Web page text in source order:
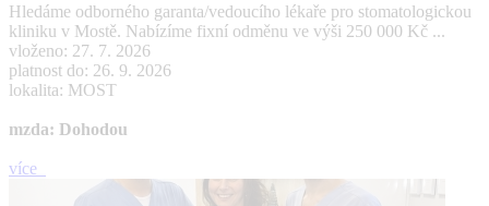
Hledáme odborného garanta/vedoucího lékaře pro stomatologickou
kliniku v Mostě. Nabízíme fixní odměnu ve výši 250 000 Kč ...
vloženo: 27. 7. 2026
platnost do: 26. 9. 2026
lokalita: MOST
mzda: Dohodou
více